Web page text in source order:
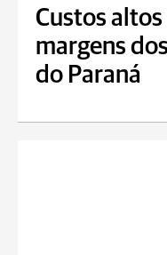
Custos
margens
do Paraná